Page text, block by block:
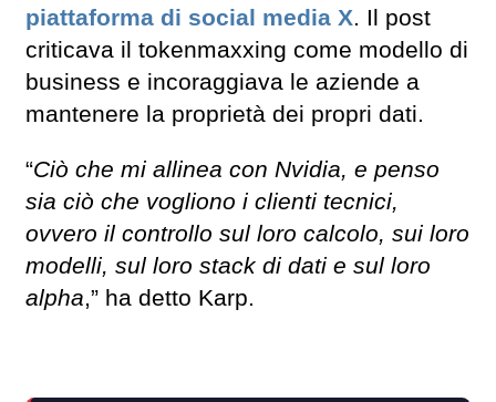
piattaforma di social media X. Il post
criticava il tokenmaxxing come modello di
business e incoraggiava le aziende a
mantenere la proprietà dei propri dati.
“Ciò che mi allinea con Nvidia, e penso
sia ciò che vogliono i clienti tecnici,
ovvero il controllo sul loro calcolo, sui loro
modelli, sul loro stack di dati e sul loro
alpha,” ha detto Karp.